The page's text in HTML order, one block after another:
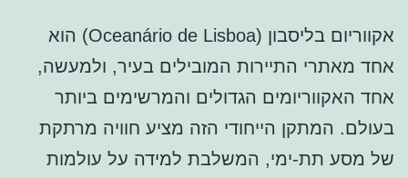
אקווריום בליסבון (Oceanário de Lisboa) הוא
אחד מאתרי התיירות המובילים בעיר, ולמעשה,
אחד האקווריומים הגדולים והמרשימים ביותר
בעולם. המתקן הייחודי הזה מציע חוויה מרתקת
של מסע תת-ימי, המשלבת למידה על עולמות